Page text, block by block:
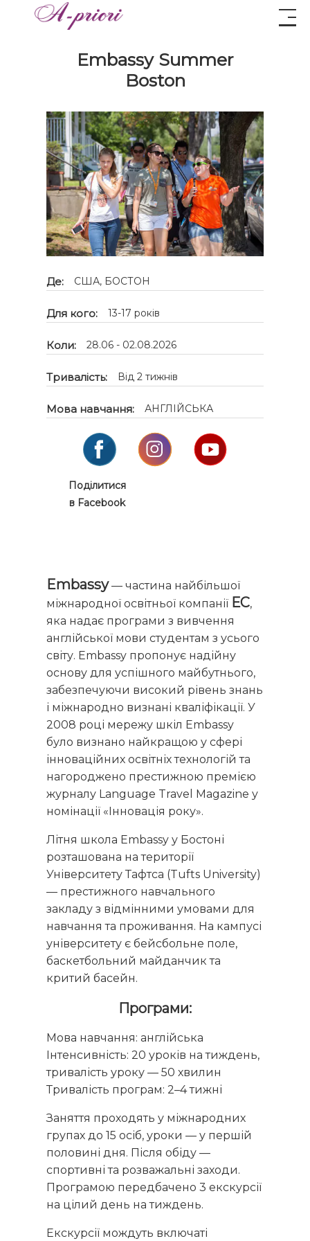
Embassy Summer
Boston
Де: США, БОСТОН
Для кого: 13-17 років
Коли: 28.06 - 02.08.2026
Тривалість: Від 2 тижнів
Мова навчання: АНГЛІЙСЬКА
Поділитися
в Facebook
Embassy— частина найбільшої
міжнародної освітньої компанії ЕС,
яка надає програми з вивчення
англійської мови студентам з усього
світу. Embassy пропонує надійну
основу для успішного майбутнього,
забезпечуючи високий рівень знань
і міжнародно визнані кваліфікації. У
2008 році мережу шкіл Embassy
було визнано найкращою у сфері
інноваційних освітніх технологій та
нагороджено престижною премією
журналу Language Travel Magazine у
номінації «Інновація року».
Літня школа Embassy у Бостоні
розташована на території
Університету Тафтса (Tufts University)
— престижного навчального
закладу з відмінними умовами для
навчання та проживання. На кампусі
університету є бейсбольне поле,
баскетбольний майданчик та
критий басейн.
Програми:
Мова навчання: англійська
Інтенсивність: 20 уроків на тиждень,
тривалість уроку — 50 хвилин
Тривалість програм: 2–4 тижні
Заняття проходять у міжнародних
групах до 15 осіб, уроки — у першій
половині дня. Після обіду —
спортивні та розважальні заходи.
Програмою передбачено 3 екскурсії
на цілий день на тиждень.
Екскурсії мождуть включаті